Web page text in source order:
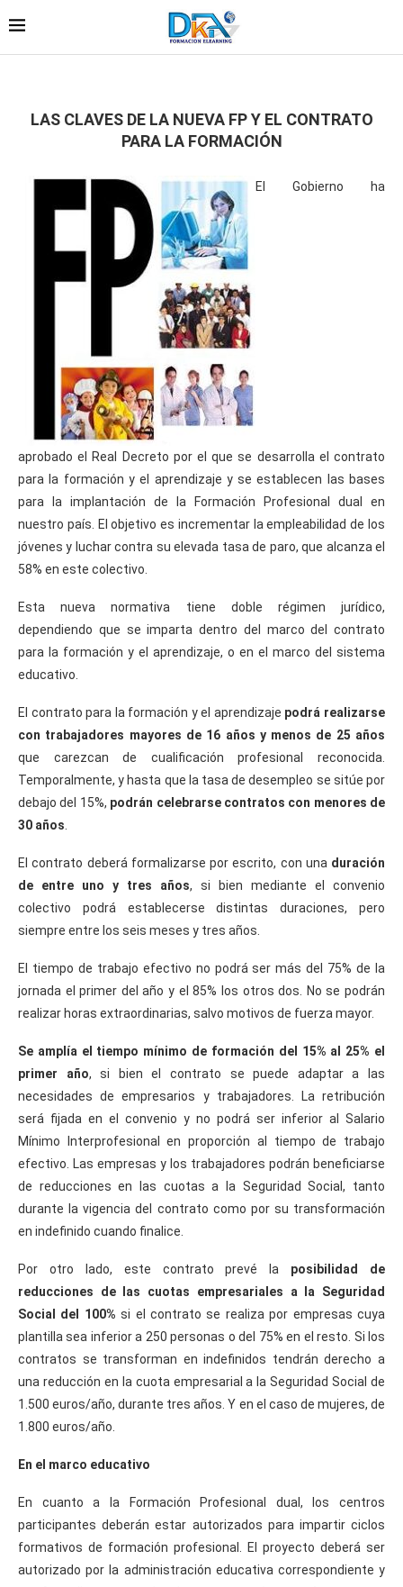
LAS CLAVES DE LA NUEVA FP Y EL CONTRATO
PARA LA FORMACIÓN
El Gobierno ha
aprobado el Real Decreto por el que se desarrolla el contrato
para la formación y el aprendizaje y se establecen las bases
para la implantación de la Formación Profesional dual en
nuestro país. El objetivo es incrementar la empleabilidad de los
jóvenes y luchar contra su elevada tasa de paro, que alcanza el
58% en este colectivo.
Esta nueva normativa tiene doble régimen jurídico,
dependiendo que se imparta dentro del marco del contrato
para la formación y el aprendizaje, o en el marco del sistema
educativo.
El contrato para la formación y el aprendizaje podrá realizarse
con trabajadores mayores de 16 años y menos de 25 años
que carezcan de cualificación profesional reconocida.
Temporalmente, y hasta que la tasa de desempleo se sitúe por
debajo del 15%, podrán celebrarse contratos con menores de
30 años
El contrato deberá formalizarse por escrito, con una duración
de entre uno y tres años, si bien mediante el convenio
colectivo podrá establecerse distintas duraciones, pero
siempre entre los seis meses y tres años.
El tiempo de trabajo efectivo no podrá ser más del 75% de la
jornada el primer del año y el 85% los otros dos. No se podrán
realizar horas extraordinarias, salvo motivos de fuerza mayor.
Se amplía el tiempo mínimo de formación del 15% al 25% el
primer año, si bien el contrato se puede adaptar a las
necesidades de empresarios y trabajadores. La retribución
será fijada en el convenio y no podrá ser inferior al Salario
Mínimo Interprofesional en proporción al tiempo de trabajo
efectivo. Las empresas y los trabajadores podrán beneficiarse
de reducciones en las cuotas a la Seguridad Social, tanto
durante la vigencia del contrato como por su transformación
en indefinido cuando finalice.
Por otro lado, este contrato prevé la posibilidad de
reducciones de las cuotas empresariales a la Seguridad
Social del 100%si el contrato se realiza por empresas cuya
plantilla sea inferior a 250 personas o del 75% en el resto. Si los
contratos se transforman en indefinidos tendrán derecho a
una reducción en la cuota empresarial a la Seguridad Social de
1.500 euros/año, durante tres años. Y en el caso de mujeres, de
1.800 euros/año.
En el marco educativo
En cuanto a la Formación Profesional dual, los centros
participantes deberán estar autorizados para impartir ciclos
formativos de formación profesional. El proyecto deberá ser
autorizado por la administración educativa correspondiente y